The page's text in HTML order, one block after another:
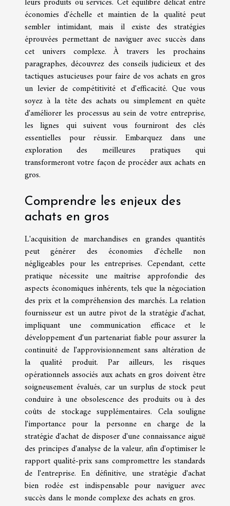
économies d'échelle et maintien de la qualité peut
sembler intimidant, mais il existe des stratégies
éprouvées permettant de naviguer avec succès dans
cet univers complexe. À travers les prochains
paragraphes, découvrez des conseils judicieux et des
tactiques astucieuses pour faire de vos achats en gros
un levier de compétitivité et d'efficacité. Que vous
soyez à la tête des achats ou simplement en quête
d'améliorer les processus au sein de votre entreprise,
les lignes qui suivent vous fourniront des clés
essentielles pour réussir. Embarquez dans une
exploration des meilleures pratiques qui
transformeront votre façon de procéder aux achats en
gros.
Comprendre les enjeux des
achats en gros
L'acquisition de marchandises en grandes quantités
peut générer des économies d'échelle non
négligeables pour les entreprises. Cependant, cette
pratique nécessite une maîtrise approfondie des
aspects économiques inhérents, tels que la négociation
des prix et la compréhension des marchés. La relation
fournisseur est un autre pivot de la stratégie d'achat,
impliquant une communication efficace et le
développement d'un partenariat fiable pour assurer la
continuité de l'approvisionnement sans altération de
la qualité produit. Par ailleurs, les risques
opérationnels associés aux achats en gros doivent être
soigneusement évalués, car un surplus de stock peut
conduire à une obsolescence des produits ou à des
coûts de stockage supplémentaires. Cela souligne
l'importance pour la personne en charge de la
stratégie d'achat de disposer d'une connaissance aiguë
des principes d'analyse de la valeur, afin d'optimiser le
rapport qualité-prix sans compromettre les standards
de l'entreprise. En définitive, une stratégie d'achat
bien rodée est indispensable pour naviguer avec
succès dans le monde complexe des achats en gros.